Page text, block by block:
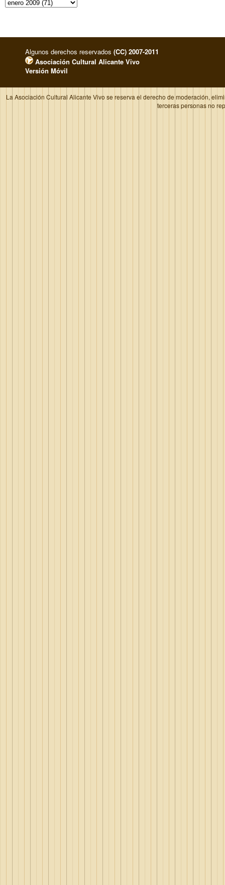
Algunos derechos reservados (CC) 2007-2011
Asociación Cultural Alicante Vivo
Versión Móvil
La Asociación Cultural Alicante Vivo se reserva el derecho de moderación,
terceras personas no